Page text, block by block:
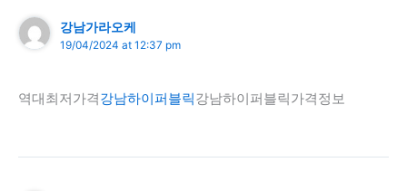
강남가라오케
19/04/2024 at 12:37 pm
역대최저가격강남하이퍼블릭강남하이퍼블릭가격정보